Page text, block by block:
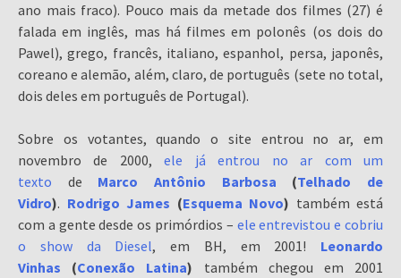
ano mais fraco). Pouco mais da metade dos filmes (27) é
falada em inglês, mas há filmes em polonês (os dois do
Pawel), grego, francês, italiano, espanhol, persa, japonês,
coreano e alemão, além, claro, de português (sete no total,
dois deles em português de Portugal).
Sobre os votantes, quando o site entrou no ar, em
novembro de 2000,ele já entrou no ar com um
texto de Marco Antônio Barbosa (Telhado de
Vidro). Rodrigo James (Esquema Novo) também está
com a gente desde os primórdios – ele entrevistou e cobriu
o show da Diesel, em BH, em 2001! Leonardo
Vinhas (Conexão Latina) também chegou em 2001